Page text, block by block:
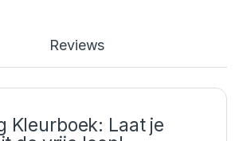
Reviews
Kleurboek: Laat je